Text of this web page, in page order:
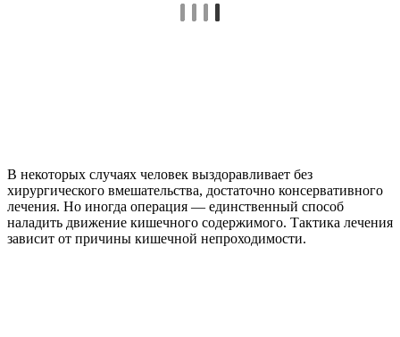
В некоторых случаях человек выздоравливает без
хирургического вмешательства, достаточно консервативного
лечения. Но иногда операция — единственный способ
наладить движение кишечного содержимого. Тактика лечения
зависит от причины кишечной непроходимости.